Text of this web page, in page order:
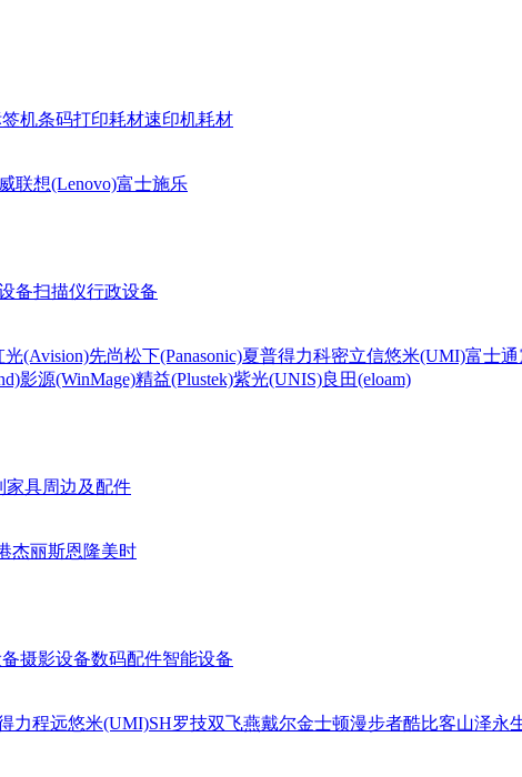
机条码打印耗材速印机耗材
联想(Lenovo)富士施乐
备扫描仪行政设备
光(Avision)先尚松下(Panasonic)夏普得力科密立信悠米(UMI)富士通
影源(WinMage)精益(Plustek)紫光(UNIS)良田(eloam)
家具周边及配件
杰丽斯恩隆美时
摄影设备数码配件智能设备
力程远悠米(UMI)SH罗技双飞燕戴尔金士顿漫步者酷比客山泽永